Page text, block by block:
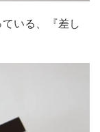
いる、『差し